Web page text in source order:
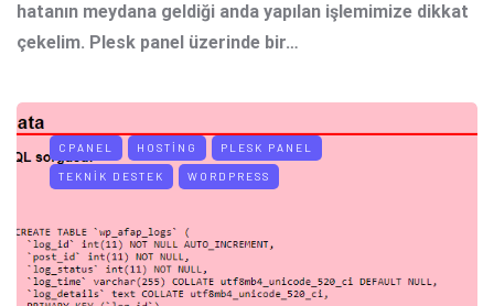
hatanın meydana geldiği anda yapılan işlemimize dikkat
çekelim. Plesk panel üzerinde bir…
CPANEL HOSTING PLESK PANEL
TEKNIK DESTEK WORDPRESS